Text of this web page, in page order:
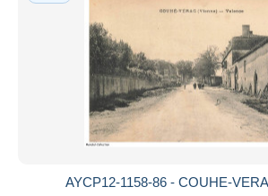
AYCP12-1158-86 - COUHE-